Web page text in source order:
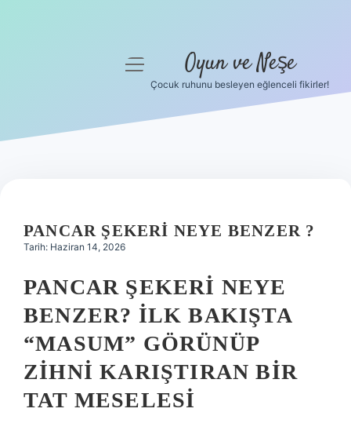
Hakkımızda
menüyü
Oyun ve Neşe
Çocuk ruhunu besleyen eğlenceli fikirler!
PANCAR ŞEKERI NEYE BENZER ?
Tarih: Haziran 14, 2026
PANCAR ŞEKERI NEYE
BENZER? İLK BAKIŞTA
“MASUM” GÖRÜNÜP
ZIHNI KARIŞTIRAN BIR
TAT MESELESI